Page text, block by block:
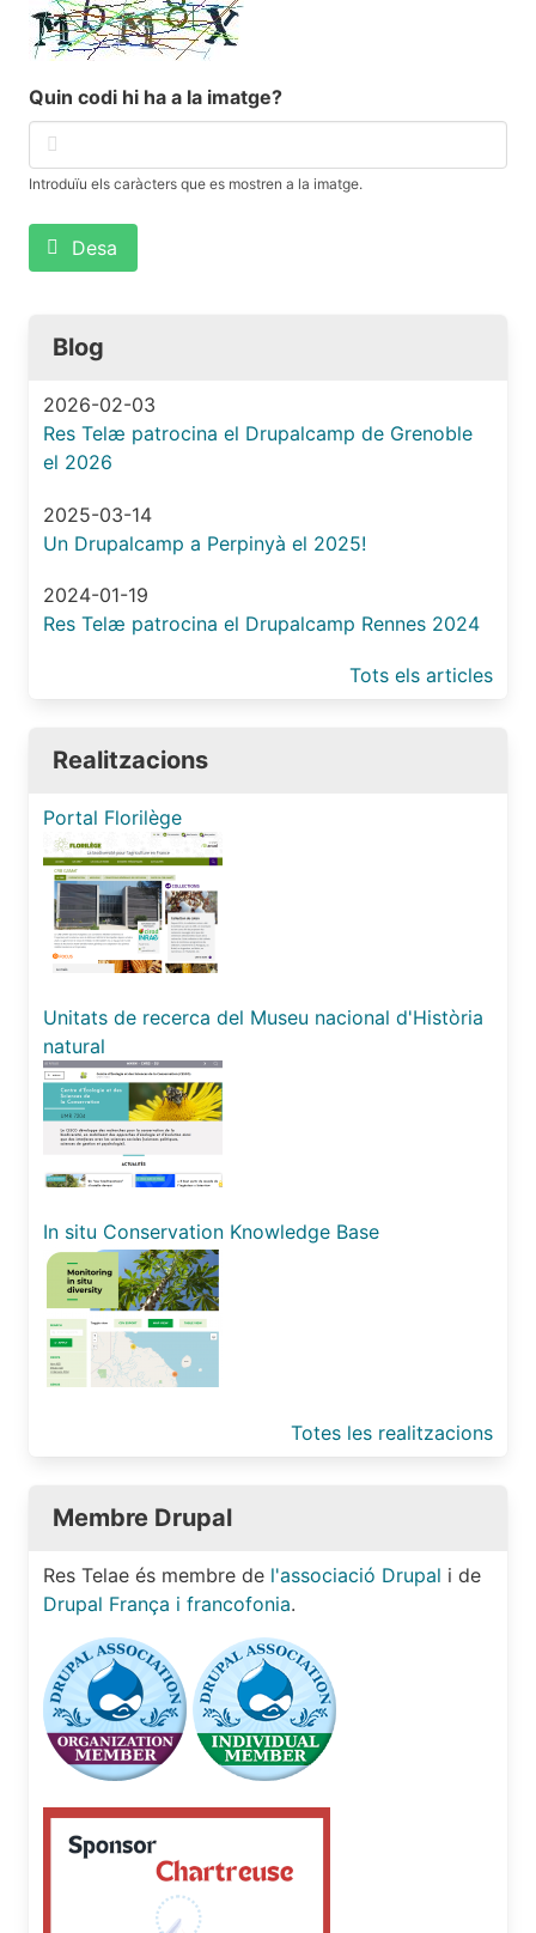
Quin codi hi ha a la imatge?
Introduïu els caràcters que es mostren a la imatge.
Desa
Blog
2026-02-03
Res Telæ patrocina el Drupalcamp de Grenoble
el 2026
2025-03-14
Un Drupalcamp a Perpinyà el 2025!
2024-01-19
Res Telæ patrocina el Drupalcamp Rennes 2024
Tots els articles
Realitzacions
Portal Florilège
Unitats de recerca del Museu nacional d'Història
natural
In situ Conservation Knowledge Base
Totes les realitzacions
Membre Drupal
Res Telae és membre de l'associació Drupal i de
Drupal França i francofonia.